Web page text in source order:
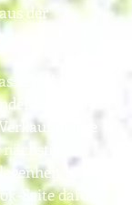
der
in Linz.
Projektbuch
Eritreas"
diente
habe
Seite dafür